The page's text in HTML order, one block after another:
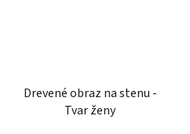
Drevené obraz na stenu -
Tvar ženy